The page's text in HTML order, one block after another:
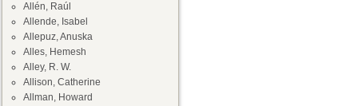
Allén, Raúl
Allende, Isabel
Allepuz, Anuska
Alles, Hemesh
Alley, R. W.
Allison, Catherine
Allman, Howard